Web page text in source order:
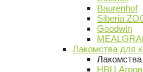
Baurenhof
Siberia
Goodwin
Лакомства для
НВЦ